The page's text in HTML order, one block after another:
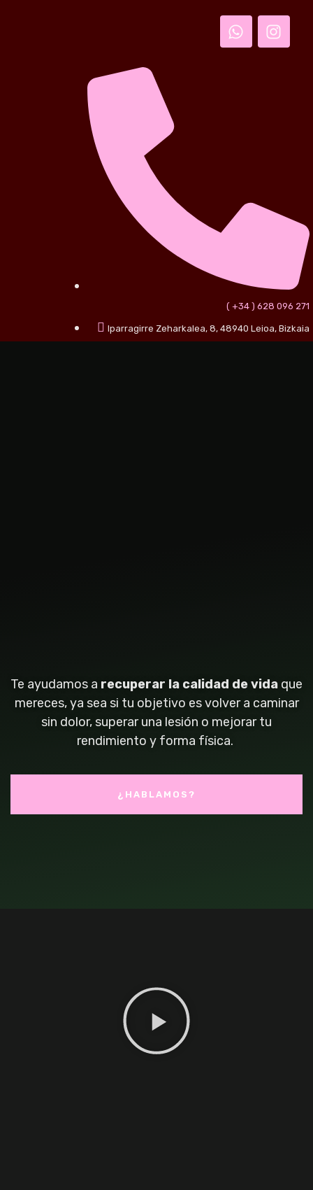
( +34 ) 628 096 271
Iparragirre Zeharkalea, 8, 48940 Leioa, Bizkaia
Te ayudamos a recuperar la calidad de vida que
mereces, ya sea si tu objetivo es volver a caminar
sin dolor, superar una lesión o mejorar tu
rendimiento y forma física.
¿HABLAMOS?